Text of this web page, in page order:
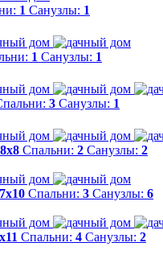
1 Санузлы: 1
1 Санузлы: 1
3 Санузлы: 1
8х8 Спальни: 2 Санузлы: 2
Спальни: 3 Санузлы: 6
Спальни: 4 Санузлы: 2